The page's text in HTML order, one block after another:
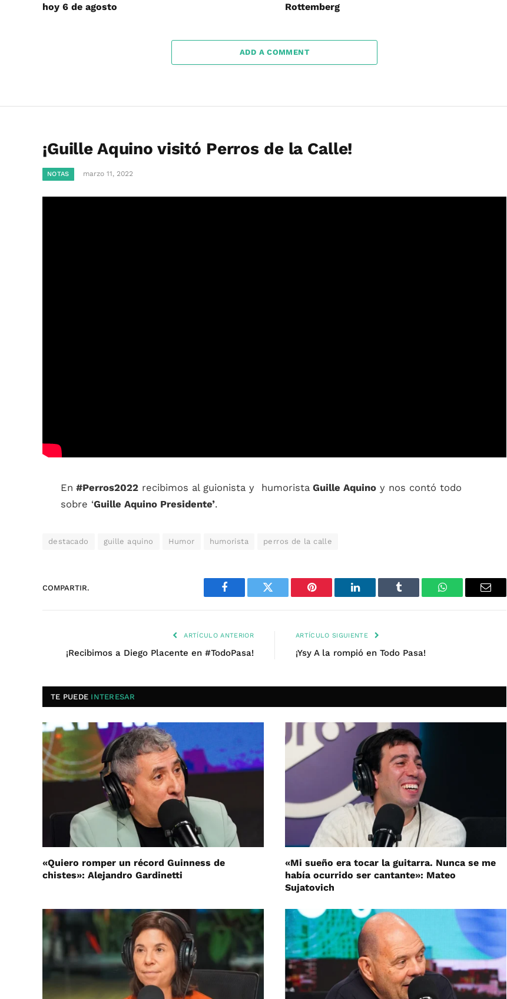
hoy 6 de agosto
Rottemberg
ADD A COMMENT
¡Guille Aquino visitó Perros de la Calle!
NOTAS marzo 11, 2022
En #Perros2022 recibimos al guionista y humorista Guille Aquino y nos contó todo
sobre ‘Guille Aquino Presidente’.
destacado guille aquino Humor humorista perros de la calle
COMPARTIR.
Facebook Twitter Pinterest LinkedIn Tumblr WhatsAppEmail
ARTÍCULO ANTERIOR
¡Recibimos a Diego Placente en #TodoPasa!
ARTÍCULO SIGUIENTE
¡Ysy A la rompió en Todo Pasa!
TE PUEDE INTERESAR
«Quiero romper un récord Guinness de
chistes»: Alejandro Gardinetti
«Mi sueño era tocar la guitarra. Nunca se me
había ocurrido ser cantante»: Mateo
Sujatovich